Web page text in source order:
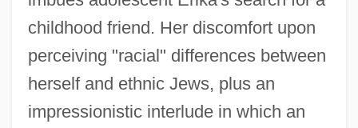
childhood friend. Her discomfort upon
perceiving "racial" differences between
herself and ethnic Jews, plus an
impressionistic interlude in which an